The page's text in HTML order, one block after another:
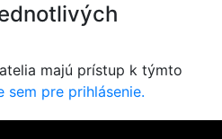
majú prístup k týmto
sem pre prihlásenie.